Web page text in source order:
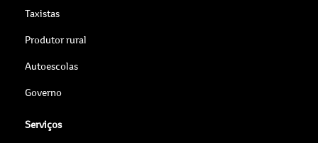
Taxistas
Produtor rural
Autoescolas
Governo
Serviços